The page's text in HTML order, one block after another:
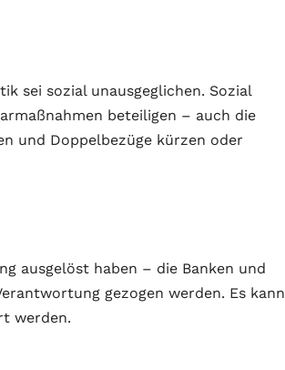
sei sozial unausgeglichen. Sozial
beteiligen – auch die
und Doppelbezüge kürzen oder
ausgelöst haben – die Banken und
gezogen werden. Es kann
werden.